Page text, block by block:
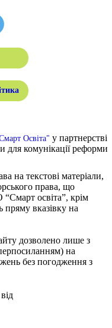
Освіта" у партнерстві
для комунікації реформи
на текстові матеріали,
права, що
освіта”, крім
пряму вказівку на
дозволено лише з
на
без погодження з